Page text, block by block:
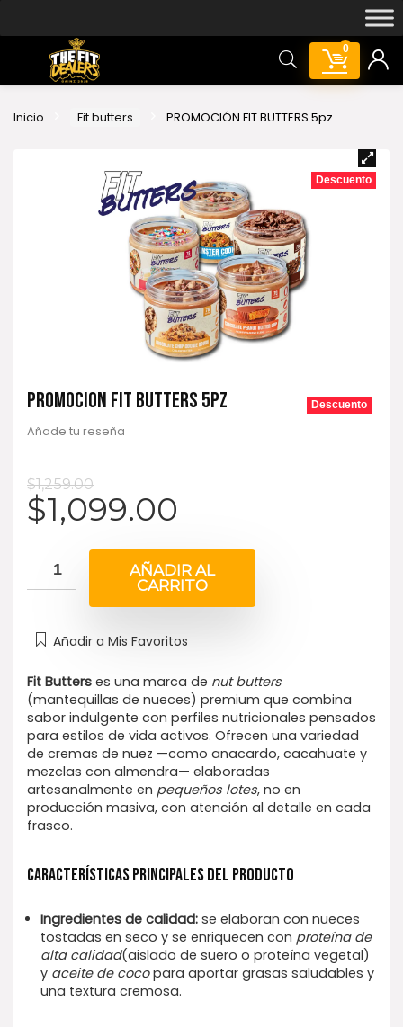
0
Inicio Fit butters PROMOCIÓN FIT BUTTERS 5pz
Descuento
PROMOCIÓN FIT BUTTERS 5PZ
Añade tu reseña
$1,259.00
$1,099.00
Descuento
AÑADIR AL
CARRITO
Añadir a Mis Favoritos
Fit Butters es una marca de nut butters
(mantequillas de nueces) premium que combina
sabor indulgente con perfiles nutricionales pensados
para estilos de vida activos. Ofrecen una variedad
de cremas de nuez —como anacardo, cacahuate y
mezclas con almendra— elaboradas
artesanalmente en pequeños lotes, no en
producción masiva, con atención al detalle en cada
frasco.
CARACTERÍSTICAS PRINCIPALES DEL PRODUCTO
Ingredientes de calidad: se elaboran con nueces
tostadas en seco y se enriquecen con proteína de
alta calidad(aislado de suero o proteína vegetal)
y aceite de cocopara aportar grasas saludables y
una textura cremosa.